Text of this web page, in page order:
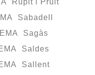
Sabadell
Sagàs
Saldes
Sallent